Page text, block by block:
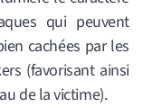
qui peuvent
cachées par les
(favorisant ainsi
de la victime).